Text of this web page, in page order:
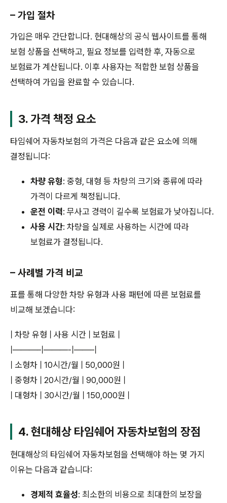
– 가입 절차
가입은 매우 간단합니다. 현대해상의 공식 웹사이트를 통해
보험 상품을 선택하고, 필요 정보를 입력한 후, 자동으로
보험료가 계산됩니다. 이후 사용자는 적합한 보험 상품을
선택하여 가입을 완료할 수 있습니다.
3. 가격 책정 요소
타임쉐어 자동차보험의 가격은 다음과 같은 요소에 의해
결정됩니다:
차량 유형: 중형, 대형 등 차량의 크기와 종류에 따라
가격이 다르게 책정됩니다.
운전 이력: 무사고 경력이 길수록 보험료가 낮아집니다.
사용 시간: 차량을 실제로 사용하는 시간에 따라
보험료가 결정됩니다.
– 사례별 가격 비교
표를 통해 다양한 차량 유형과 사용 패턴에 따른 보험료를
비교해 보겠습니다:
| 차량 유형 | 사용 시간 | 보험료 |
|———–|———-|——–|
| 소형차 | 10시간/월 | 50,000원 |
| 중형차 | 20시간/월 | 90,000원 |
| 대형차 | 30시간/월 | 150,000원 |
4. 현대해상 타임쉐어 자동차보험의 장점
현대해상의 타임쉐어 자동차보험을 선택해야 하는 몇 가지
이유는 다음과 같습니다:
경제적 효율성: 최소한의 비용으로 최대한의 보장을